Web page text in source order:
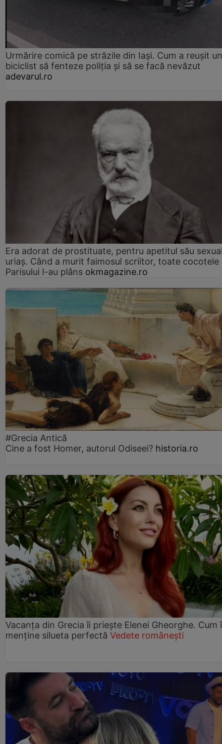
Urmărire comică pe străzile din Iași. Cum a reușit un
biciclist să fenteze poliția și să se facă nevăzut
adevarul.ro
Era adorat de prostituate, pentru apetitul său
uriaș. Când a murit faimosul scriitor, toate cocotele
Parisului l-au plâns okmagazine.ro
#Grecia Antică
Cine a fost Homer, autorul Odiseei? historia.ro
Vacanța din Grecia îi priește Elenei Gheorghe. Cum
menține silueta perfectă Vedete românești